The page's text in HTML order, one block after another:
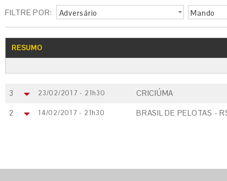
FILTRE POR: Adversário Mando
RESUMO
3 23/02/2017 - 21h30 CRICIÚMA
2 14/02/2017 - 21h30 BRASIL DE PELOTAS -